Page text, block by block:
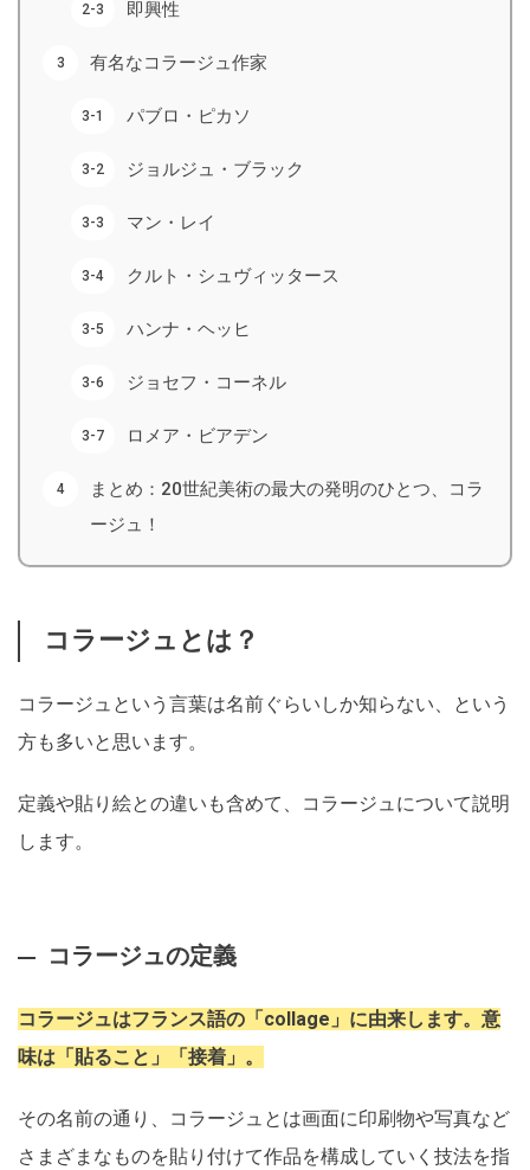
即興性
有名なコラージュ作家
パブロ・ピカソ
ジョルジュ・ブラック
マン・レイ
クルト・シュヴィッタース
ハンナ・ヘッヒ
ジョセフ・コーネル
ロメア・ビアデン
まとめ：20世紀美術の最大の発明のひとつ、コラ
ージュ！
コラージュとは？
コラージュという言葉は名前ぐらいしか知らない、という
方も多いと思います。
定義や貼り絵との違いも含めて、コラージュについて説明
します。
コラージュの定義
コラージュはフランス語の「collage」に由来します。意
味は「貼ること」「接着」。
その名前の通り、コラージュとは画面に印刷物や写真など
さまざまなものを貼り付けて作品を構成していく技法を指